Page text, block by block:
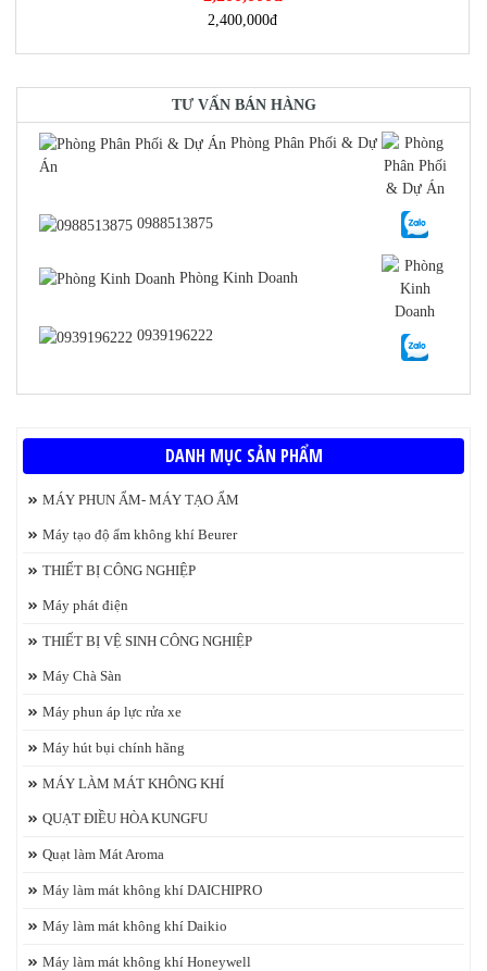
2,400,000đ
TƯ VẤN BÁN HÀNG
Phòng Phân Phối & Dự
Án
0988513875
Phòng Kinh Doanh
0939196222
DANH MỤC SẢN PHẨM
MÁY PHUN ẨM- MÁY TẠO ẨM
Máy tạo độ ẩm không khí Beurer
THIẾT BỊ CÔNG NGHIỆP
Máy phát điện
THIẾT BỊ VỆ SINH CÔNG NGHIỆP
Máy Chà Sàn
Máy phun áp lực rửa xe
Máy hút bụi chính hãng
MÁY LÀM MÁT KHÔNG KHÍ
QUẠT ĐIỀU HÒA KUNGFU
Quạt làm Mát Aroma
Máy làm mát không khí DAICHIPRO
Máy làm mát không khí Daikio
Máy làm mát không khí Honeywell